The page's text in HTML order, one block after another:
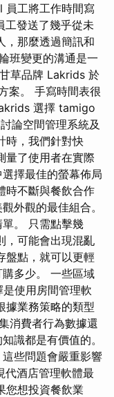
工將工作時間寫
發送了幾乎從未
，那麼透過簡訊和
班變更的溝通是一
草品牌 Lakrids 於
案。 手寫時間表很
選擇 tamigo
論空間管理系統及
時，我們針對快
量了使用者在實際
擇最佳的螢幕佈局
時不斷與餐飲合作
外觀的最佳組合。
。 只需點擊幾
，可能會出現混亂
盤點，就可以更輕
多少。 一些區域
使用房間管理軟
據業務策略的類型
消費者行為數據還
識都是有價值的。
些問題會嚴重影響
酒店管理軟體最
您想投資餐飲業